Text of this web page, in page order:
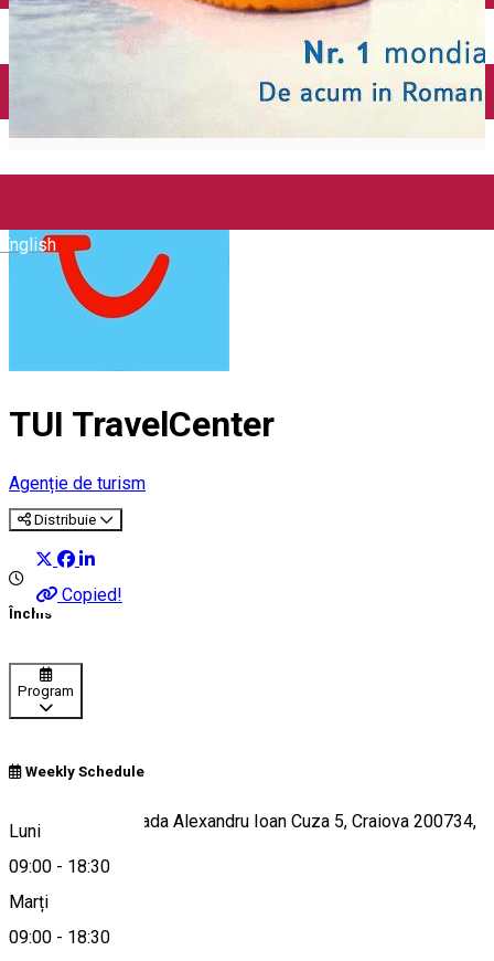
English
Închirieri auto
Închirieri biciclete
Taxi
Încărcare vehicule electrice
TUI TravelCenter
Agenție de turism
Distribuie
Copied!
Închis
Program
Weekly Schedule
Luni
09:00 - 18:30
Marți
09:00 - 18:30
Bloc Romarta, Strada Alexandru Ioan Cuza 5, Craiova 200734,
Romania
Hartă